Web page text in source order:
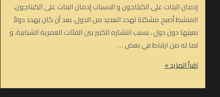
إدمان البنات على الكبتاجون و الاسباب إدمان البنات على الكبتاجون،
المنشط أصبح مشكلة تهدد العديد من الدول، بعد أن كان يهدد دولاً
بعينها دون دول ، بسبب انتشاره الكبير بين الفئات العمرية الشبابية، و
لما له من ارتباط في بعض …
إدمان
على
اقرأ المزيد »